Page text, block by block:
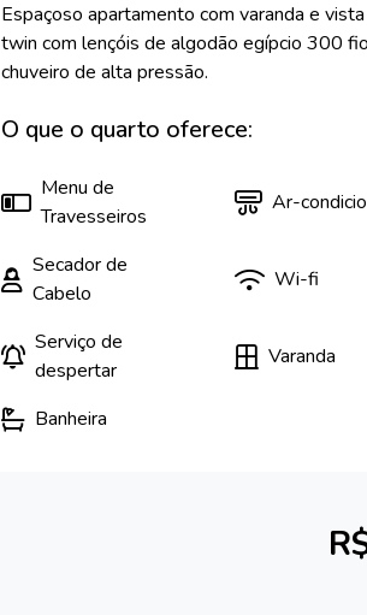
Espaçoso apartamento com varanda e
twin com lençóis de algodão egípcio 300
chuveiro de alta pressão.
O que o quarto oferece:
Menu de
Travesseiros
Ar-
Secador de
Cabelo
Wi-fi
Serviço de
despertar
Varanda
Banheira